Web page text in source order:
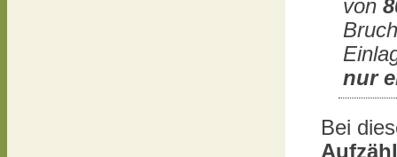
von
nur
Bei